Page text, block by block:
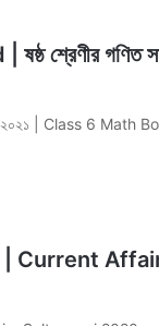
| ষষ্ঠ শ্রেণীর
২০২১ | Class 6
PDF |